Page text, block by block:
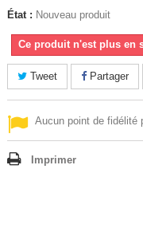
État : Nouveau produit
Ce produit n'est plus en
Tweet Partager
Aucun point de fidélité
Imprimer